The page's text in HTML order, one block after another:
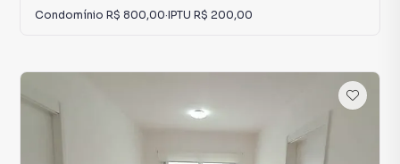
Condomínio R$ 800,00·IPTU R$ 200,00